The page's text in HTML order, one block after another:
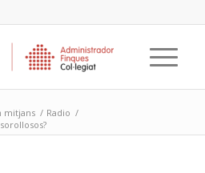
mitjans / Radio /